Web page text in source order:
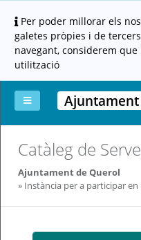
Per poder millorar els
galetes pròpies i de
navegant, considerem que
utilització
meva
documentació
ciutadana
administracions)
Catàleg de
Ajuntament de Querol
Instància per a participar